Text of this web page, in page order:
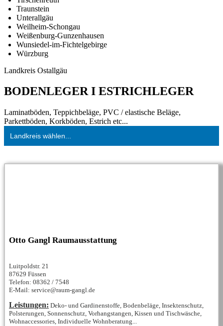
Traunstein
Unterallgäu
Weilheim-Schongau
Weißenburg-Gunzenhausen
Wunsiedel-im-Fichtelgebirge
Würzburg
Landkreis Ostallgäu
BODENLEGER I ESTRICHLEGER
Laminatböden, Teppichbeläge, PVC / elastische Beläge,
Parkettböden, Korkböden, Estrich etc...
Landkreis wählen...
Otto Gangl Raumausstattung
Luitpoldstr. 21
87629 Füssen
Telefon: 08362 / 7548
E-Mail: service@raum-gangl.de
Leistungen: Deko- und Gardinenstoffe, Bodenbeläge, Insektenschutz,
Polsterungen, Sonnenschutz, Vorhangstangen, Kissen und Tischwäsche,
Wohnaccessories, Individuelle Wohnberatung...